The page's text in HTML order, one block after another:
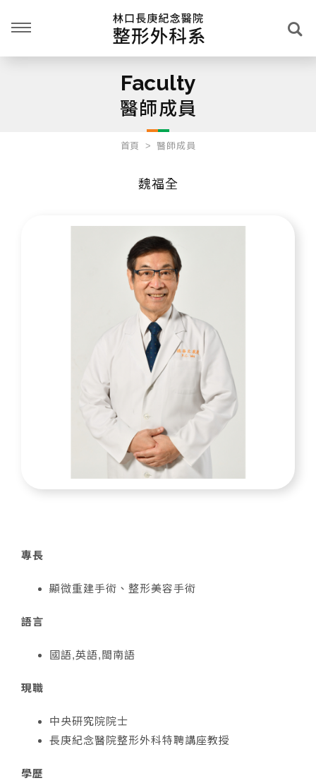
醫師成員
Faculty
首頁 醫師成員
魏福全
專長
顯微重建手術、整形美容手術
語言
國語,英語,閩南語
現職
中央研究院院士
長庚紀念醫院整形外科特聘講座教授
學歷